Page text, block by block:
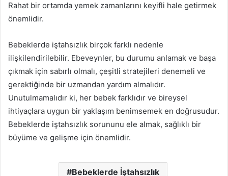
Rahat bir ortamda yemek zamanlarını keyifli hale getirmek
önemlidir.
Bebeklerde iştahsızlık birçok farklı nedenle
ilişkilendirilebilir. Ebeveynler, bu durumu anlamak ve başa
çıkmak için sabırlı olmalı, çeşitli stratejileri denemeli ve
gerektiğinde bir uzmandan yardım almalıdır.
Unutulmamalıdır ki, her bebek farklıdır ve bireysel
ihtiyaçlara uygun bir yaklaşım benimsemek en doğrusudur.
Bebeklerde iştahsızlık sorununu ele almak, sağlıklı bir
büyüme ve gelişme için önemlidir.
Bebeklerde İştahsızlık